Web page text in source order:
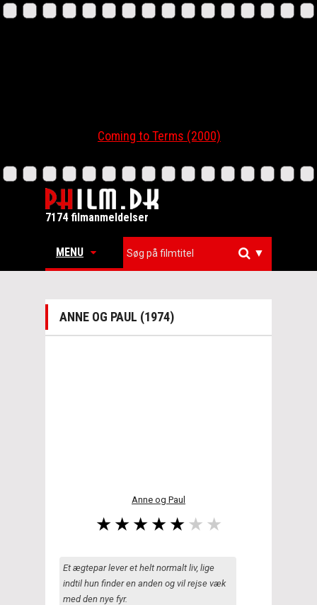
Coming to Terms (2000)
7174 filmanmeldelser
MENU ▼
ANNE OG PAUL (1974)
Anne og Paul
Et ægtepar lever et helt normalt liv, lige
indtil hun finder en anden og vil rejse væk
med den nye fyr.